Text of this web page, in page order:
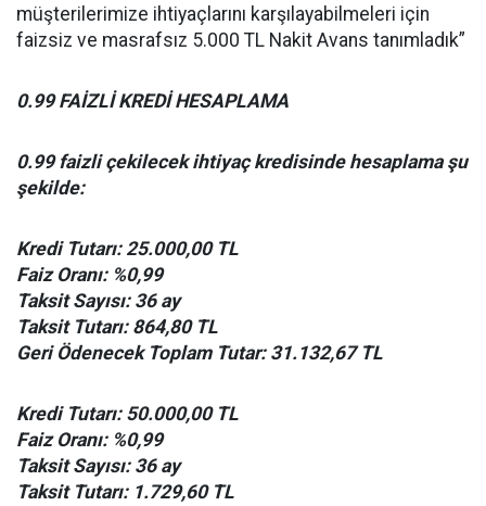
müşterilerimize ihtiyaçlarını karşılayabilmeleri için
faizsiz ve masrafsız 5.000 TL Nakit Avans tanımladık”
0.99 FAİZLİ KREDİ HESAPLAMA
0.99 faizli çekilecek ihtiyaç kredisinde hesaplama şu
şekilde:
Kredi Tutarı: 25.000,00 TL
Faiz Oranı: %0,99
Taksit Sayısı: 36 ay
Taksit Tutarı: 864,80 TL
Geri Ödenecek Toplam Tutar: 31.132,67 TL
Kredi Tutarı: 50.000,00 TL
Faiz Oranı: %0,99
Taksit Sayısı: 36 ay
Taksit Tutarı: 1.729,60 TL